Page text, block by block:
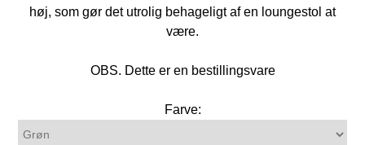
høj, som gør det utrolig behageligt af en loungestol at
være.
OBS. Dette er en bestillingsvare
Farve: